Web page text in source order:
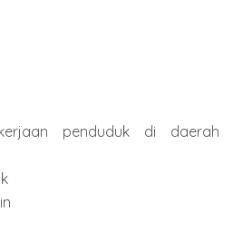
penduduk di daerah